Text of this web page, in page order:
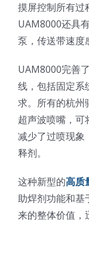
锂电技术科普
医疗器械技术科
粉体行业技术科普
喷涂的影响因素
超声波喷雾成型
关于我们
中文
ENGLISH
摸屏控制所有过
UAM8000还具
泵，传送带速度
UAM8000完善
线，包括固定系
求。所有的杭州
超声波喷嘴，可
减少了过喷现象
释剂。
这种新型的高质
助焊剂功能和基
来的整体价值，